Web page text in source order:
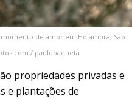
de amor em Holambra, São
/ paulobaqueta
propriedades privadas e
e plantações de